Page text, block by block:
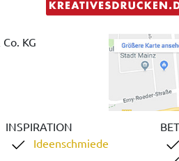
KG
INSPIRATION
Ideenschmiede